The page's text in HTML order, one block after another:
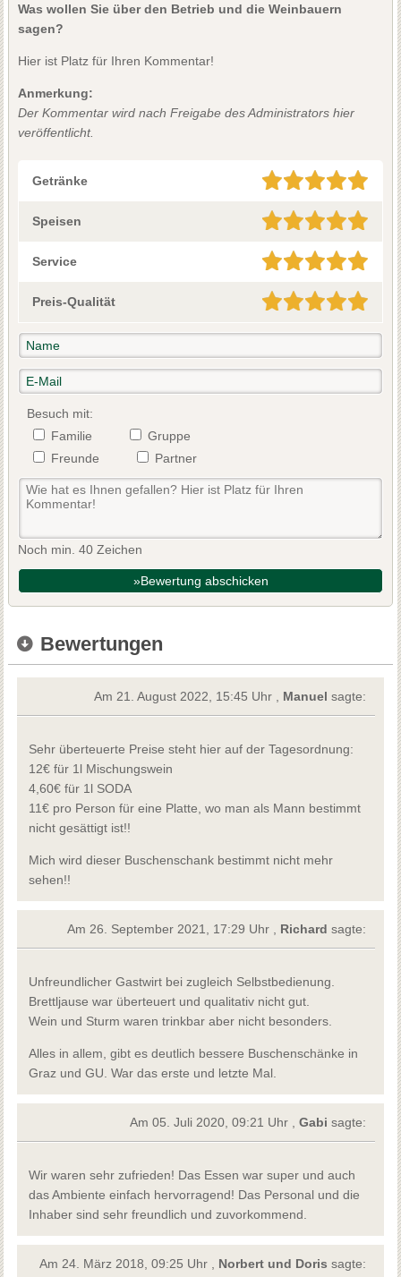
Was wollen Sie über den Betrieb und die Weinbauern
sagen?
Hier ist Platz für Ihren Kommentar!
Anmerkung:
Der Kommentar wird nach Freigabe des Administrators hier
veröffentlicht.
Getränke
Speisen
Service
Preis-Qualität
Besuch mit:
Familie
Gruppe
Freunde
Partner
Noch min. 40 Zeichen
»Bewertung abschicken
Bewertungen
Am 21. August 2022, 15:45 Uhr , Manuel sagte:
Sehr überteuerte Preise steht hier auf der Tagesordnung:
12€ für 1l Mischungswein
4,60€ für 1l SODA
11€ pro Person für eine Platte, wo man als Mann bestimmt
nicht gesättigt ist!!
Mich wird dieser Buschenschank bestimmt nicht mehr
sehen!!
Am 26. September 2021, 17:29 Uhr , Richard sagte:
Unfreundlicher Gastwirt bei zugleich Selbstbedienung.
Brettljause war überteuert und qualitativ nicht gut.
Wein und Sturm waren trinkbar aber nicht besonders.
Alles in allem, gibt es deutlich bessere Buschenschänke in
Graz und GU. War das erste und letzte Mal.
Am 05. Juli 2020, 09:21 Uhr ,Gabi sagte:
Wir waren sehr zufrieden! Das Essen war super und auch
das Ambiente einfach hervorragend! Das Personal und die
Inhaber sind sehr freundlich und zuvorkommend.
Am 24. März 2018, 09:25 Uhr , Norbert und Doris sagte: